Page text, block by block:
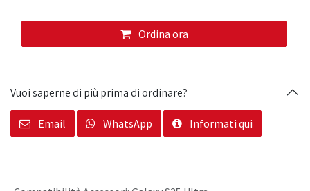
Ordina ora
Vuoi saperne di più prima di ordinare?
Email WhatsApp Informati qui